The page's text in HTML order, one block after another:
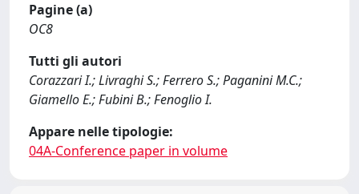
Pagine (a)
OC8
Tutti gli autori
Corazzari I.; Livraghi S.; Ferrero S.; Paganini M.C.;
Giamello E.; Fubini B.; Fenoglio I.
Appare nelle tipologie:
04A-Conference paper in volume